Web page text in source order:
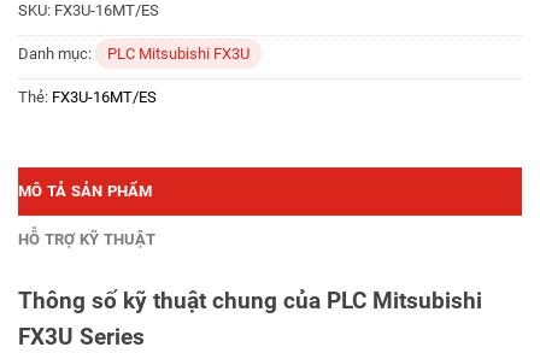
SKU: FX3U-16MT/ES
Danh mục: PLC Mitsubishi FX3U
Thẻ: FX3U-16MT/ES
MÔ TẢ SẢN PHẨM
HỖ TRỢ KỸ THUẬT
Thông số kỹ thuật chung của PLC Mitsubishi
FX3U Series